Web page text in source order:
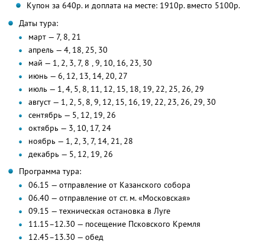
Купон за 640р. и доплата на месте: 1910р. вместо 5100р.
Даты тура:
март — 7, 8, 21
апрель — 4, 18, 25, 30
май — 1, 2, 3, 7, 8 , 9, 10, 16, 23, 30
июнь — 6, 12, 13, 14, 20, 27
июль — 1, 4, 5, 8, 11, 12, 15, 18, 19, 22, 25, 26, 29
август — 1, 2, 5, 8, 9, 12, 15, 16, 19, 22, 23, 26, 29, 30
сентябрь — 5, 12, 19, 26
октябрь — 3, 10, 17, 24
ноябрь — 1, 2, 3, 7, 14, 21, 28
декабрь — 5, 12, 19, 26
Программа тура:
06.15 — отправление от Казанского собора
06.40 — отправление от ст. м. «Московская»
09.15 — техническая остановка в Луге
11.15–12.30 — посещение Псковского Кремля
12.45–13.30 — обед